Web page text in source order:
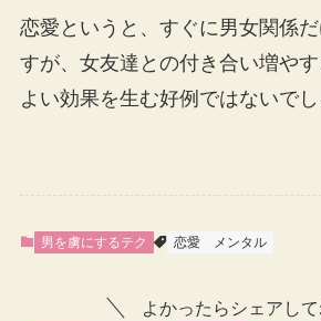
恋愛というと、すぐに男女関係
すが、女友達との付き合い増や
よい効果を生む好例ではないでし
男を虜にするテク 恋愛 メンタル
よかったらシェアして